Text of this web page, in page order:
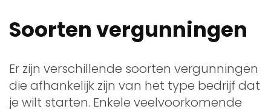
Soorten vergunningen
Er zijn verschillende soorten vergunningen
die afhankelijk zijn van het type bedrijf dat
je wilt starten. Enkele veelvoorkomende